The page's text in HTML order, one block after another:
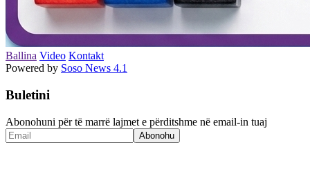
Ballina Video Kontakt
Powered by Soso News 4.1
Buletini
Abonohuni për të marrë lajmet e përditshme në email-in tuaj
Abonohu